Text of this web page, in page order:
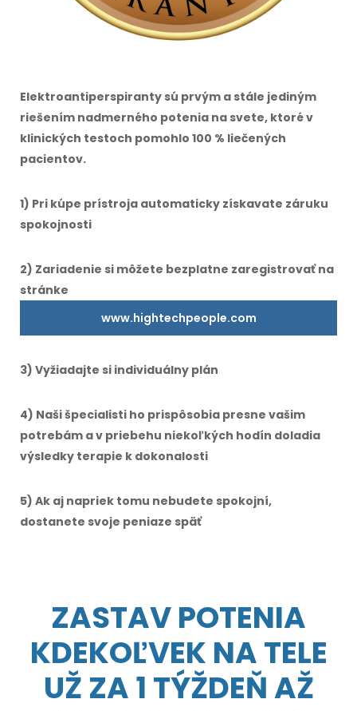
Elektroantiperspiranty sú prvým a stále jediným
riešením nadmerného potenia na svete, ktoré v
klinických testoch pomohlo 100 % liečených
pacientov.
1) Pri kúpe prístroja automaticky získavate záruku
spokojnosti
2) Zariadenie si môžete bezplatne zaregistrovať na
stránke
www.hightechpeople.com
3) Vyžiadajte si individuálny plán
4) Naši špecialisti ho prispôsobia presne vašim
potrebám a v priebehu niekoľkých hodín doladia
výsledky terapie k dokonalosti
5) Ak aj napriek tomu nebudete spokojní,
dostanete svoje peniaze späť
ZASTAV POTENIA
KDEKOĽVEK NA TELE
UŽ ZA 1 TÝŽDEŇ AŽ